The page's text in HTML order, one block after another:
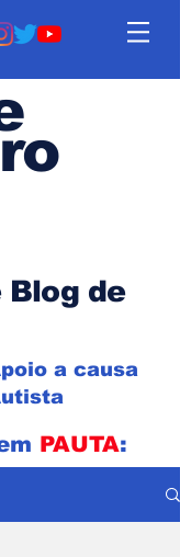
Blog de
a causa
PAUTA: